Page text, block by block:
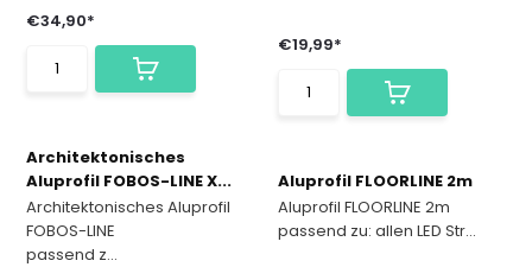
€34,90*
Architektonisches
Aluprofil FOBOS-LINE X...
Architektonisches Aluprofil
FOBOS-LINE
passend z...
€19,99*
Aluprofil FLOORLINE 2m
Aluprofil FLOORLINE 2m
passend zu: allen LED Str...